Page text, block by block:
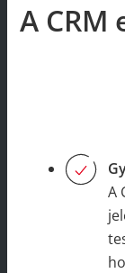
A CRM
A